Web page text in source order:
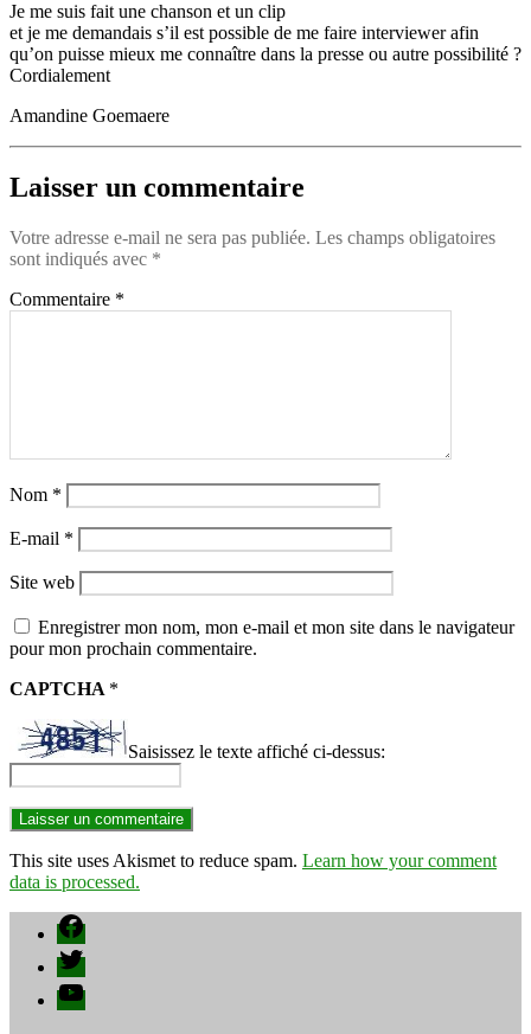
Je me suis fait une chanson et un clip
et je me demandais s’il est possible de me faire interviewer afin
qu’on puisse mieux me connaître dans la presse ou autre possibilité ?
Cordialement
Amandine Goemaere
Laisser un commentaire
Votre adresse e-mail ne sera pas publiée. Les champs obligatoires
sont indiqués avec *
Commentaire *
Nom *
E-mail *
Site web
Enregistrer mon nom, mon e-mail et mon site dans le navigateur
pour mon prochain commentaire.
CAPTCHA *
Saisissez le texte affiché ci-dessus:
This site uses Akismet to reduce spam. Learn how your comment
data is processed.
Facebook
Twitter
YouTube